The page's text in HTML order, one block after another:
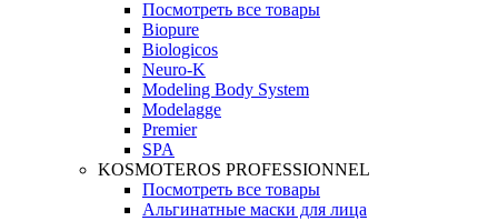
Посмотреть все товары
Biopure
Biologicos
Neuro‑K
Modeling Body System
Modelagge
Premier
SPA
KOSMOTEROS PROFESSIONNEL
Посмотреть все товары
Альгинатные маски для лица